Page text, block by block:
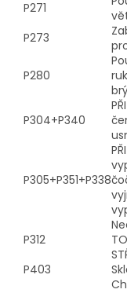
P271
P273
P280
P304+P340
P305+P351+P338
P312
P403